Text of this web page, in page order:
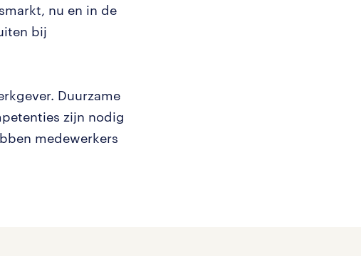
nu en in de
bij
Duurzame
zijn nodig
medewerkers